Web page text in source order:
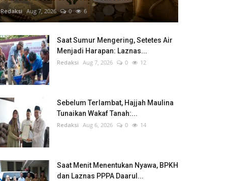
Redaksi Aug 7, 2026 0 6
Saat Sumur Mengering, Setetes Air
Menjadi Harapan: Laznas...
Redaksi Aug 7, 2026 0 12
Sebelum Terlambat, Hajjah Maulina
Tunaikan Wakaf Tanah:...
Redaksi Aug 6, 2026 0 14
Saat Menit Menentukan Nyawa, BPKH
dan Laznas PPPA Daarul...